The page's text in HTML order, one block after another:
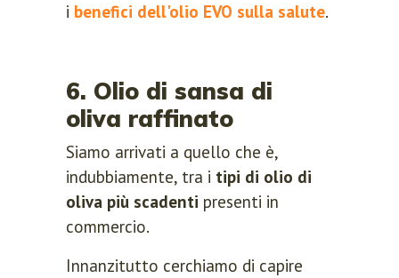
i benefici dell'olio EVO sulla salute.
6. Olio di sansa di
oliva raffinato
Siamo arrivati a quello che è,
indubbiamente, tra i tipi di olio di
oliva più scadenti presenti in
commercio.
Innanzitutto cerchiamo di capire